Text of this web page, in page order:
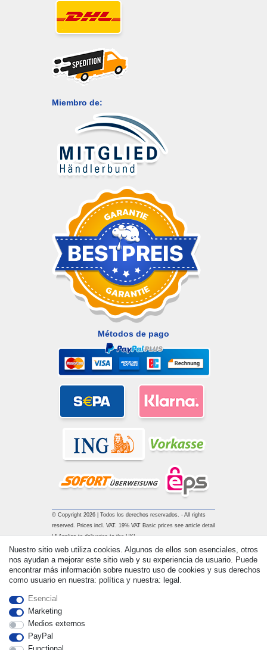
Miembro de:
Métodos de pago
© Copyright 2026 | Todos los derechos reservados. - All rights
reserved. Prices incl. VAT. 19% VAT Basic prices see article detail
| * Applies to deliveries to the UK!
Nuestro sitio web utiliza cookies. Algunos de ellos son esenciales, otros
nos ayudan a mejorar este sitio web y su experiencia de usuario. Puede
encontrar más información sobre nuestro uso de cookies y sus derechos
como usuario en nuestra: política y nuestra: legal.
Esencial
Marketing
Medios externos
PayPal
Withdraw from contract here Contacto